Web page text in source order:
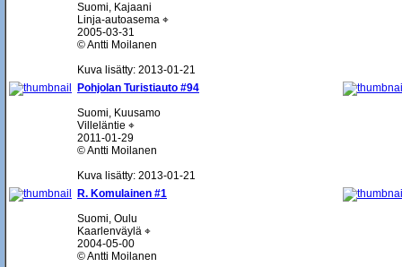
Suomi, Kajaani
Linja-autoasema ⌖
2005-03-31
© Antti Moilanen
Kuva lisätty: 2013-01-21
Pohjolan Turistiauto #94
Suomi, Kuusamo
Villeläntie ⌖
2011-01-29
© Antti Moilanen
Kuva lisätty: 2013-01-21
R. Komulainen #1
Suomi, Oulu
Kaarlenväylä ⌖
2004-05-00
© Antti Moilanen